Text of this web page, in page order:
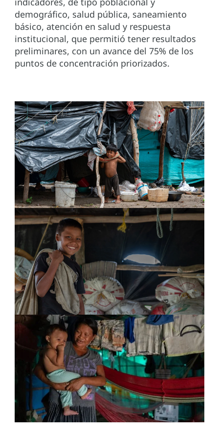
demográfico, salud pública, saneamiento
básico, atención en salud y respuesta
institucional, que permitió tener resultados
preliminares, con un avance del 75% de los
puntos de concentración priorizados.